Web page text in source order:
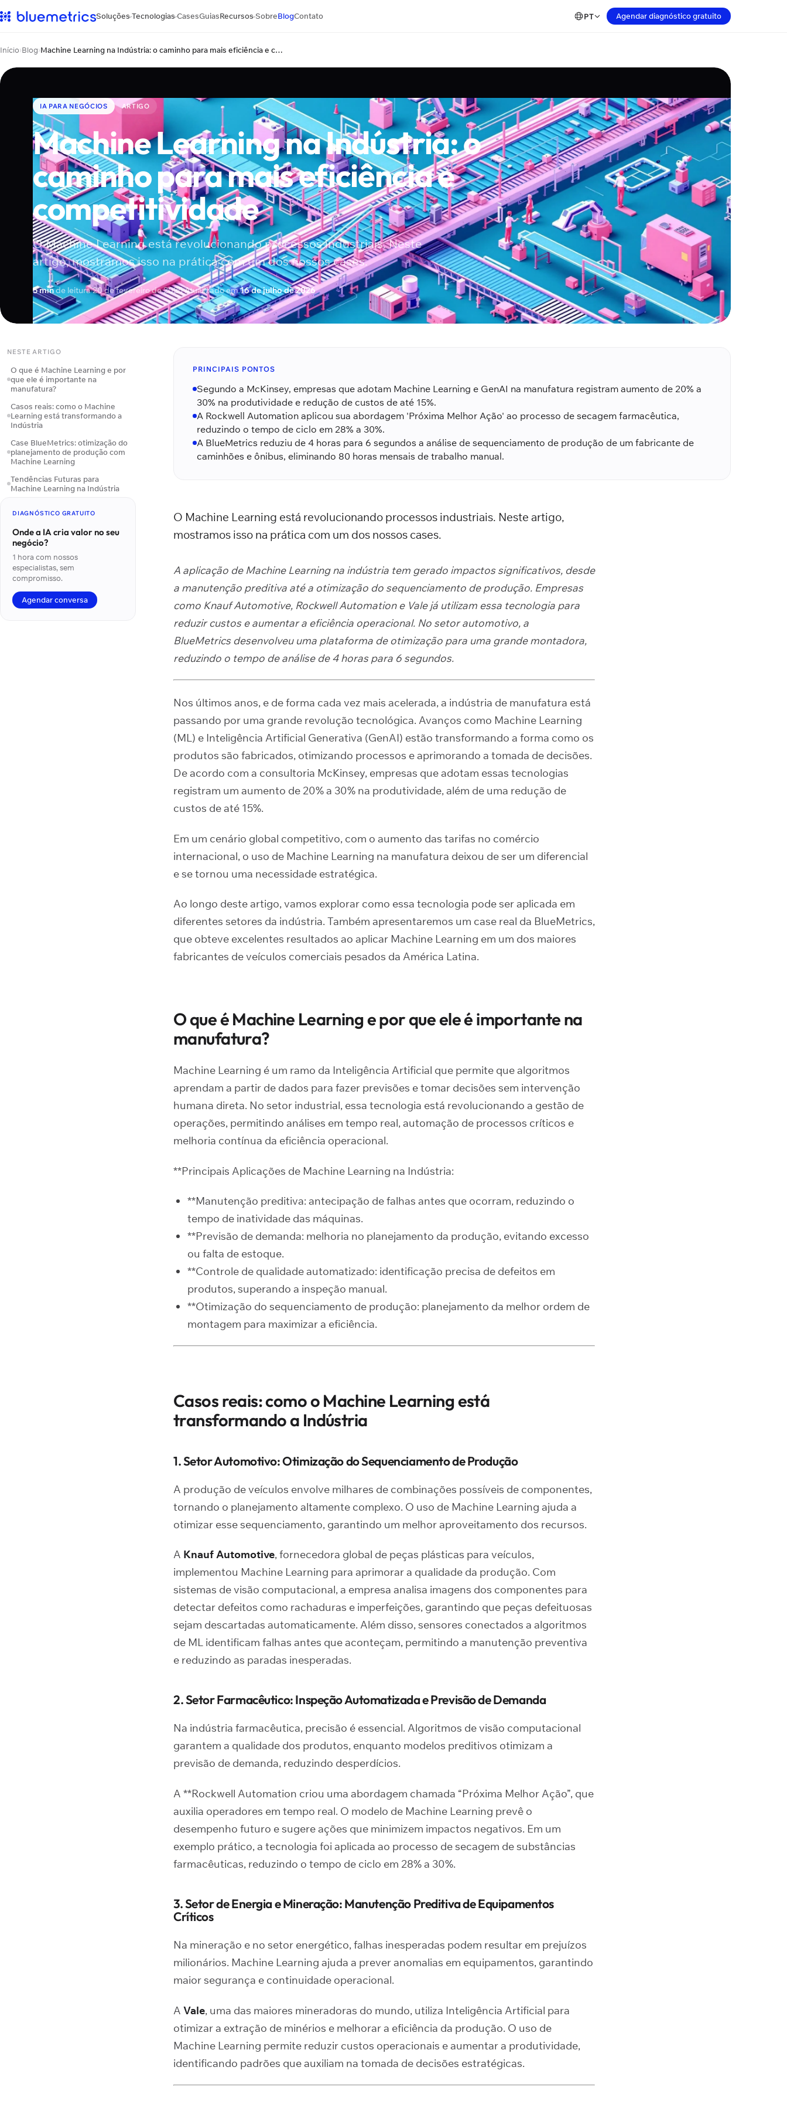
Soluções›Tecnologias›CasesGuiasRecursos›SobreBlogContato PT Agendar diagnóstico gratuito
Início›Blog› Machine Learning na Indústria: o caminho para mais eficiência e competitividade
IA PARA NEGÓCIOS ARTIGO
Machine Learning na Indústria: o
caminho para mais eficiência e
competitividade
O Machine Learning está revolucionando processos industriais. Neste
artigo, mostramos isso na prática com um dos nossos cases.
5 minde leitura·20 de fevereiro de 2025·Atualizado em16 de julho de 2026
NESTE ARTIGO
O que é Machine Learning e por
que ele é importante na
manufatura?
Casos reais: como o Machine
Learning está transformando a
Indústria
Case BlueMetrics: otimização do
planejamento de produção com
Machine Learning
Tendências Futuras para
Machine Learning na Indústria
DIAGNÓSTICO GRATUITO
Onde a IA cria valor no seu
negócio?
1 hora com nossos
especialistas, sem
compromisso.
Agendar conversa
PRINCIPAIS PONTOS
Segundo a McKinsey, empresas que adotam Machine Learning e GenAI na manufatura registram aumento de 20% a
30% na produtividade e redução de custos de até 15%.
A Rockwell Automation aplicou sua abordagem 'Próxima Melhor Ação' ao processo de secagem farmacêutica,
reduzindo o tempo de ciclo em 28% a 30%.
A BlueMetrics reduziu de 4 horas para 6 segundos a análise de sequenciamento de produção de um fabricante de
caminhões e ônibus, eliminando 80 horas mensais de trabalho manual.
O Machine Learning está revolucionando processos industriais. Neste artigo,
mostramos isso na prática com um dos nossos cases.
A aplicação de Machine Learning na indústria tem gerado impactos significativos, desde
a manutenção preditiva até a otimização do sequenciamento de produção. Empresas
como Knauf Automotive, Rockwell Automation e Vale já utilizam essa tecnologia para
reduzir custos e aumentar a eficiência operacional. No setor automotivo, a
BlueMetrics desenvolveu uma plataforma de otimização para uma grande montadora,
reduzindo o tempo de análise de 4 horas para 6 segundos.
Nos últimos anos, e de forma cada vez mais acelerada, a indústria de manufatura está
passando por uma grande revolução tecnológica. Avanços como Machine Learning
(ML) e Inteligência Artificial Generativa (GenAI) estão transformando a forma como os
produtos são fabricados, otimizando processos e aprimorando a tomada de decisões.
De acordo com a consultoria McKinsey, empresas que adotam essas tecnologias
registram um aumento de 20% a 30% na produtividade, além de uma redução de
custos de até 15%.
Em um cenário global competitivo, com o aumento das tarifas no comércio
internacional, o uso de Machine Learning na manufatura deixou de ser um diferencial
e se tornou uma necessidade estratégica.
Ao longo deste artigo, vamos explorar como essa tecnologia pode ser aplicada em
diferentes setores da indústria. Também apresentaremos um case real da BlueMetrics,
que obteve excelentes resultados ao aplicar Machine Learning em um dos maiores
fabricantes de veículos comerciais pesados da América Latina.
O que é Machine Learning e por que ele é importante na
manufatura?
Machine Learning é um ramo da Inteligência Artificial que permite que algoritmos
aprendam a partir de dados para fazer previsões e tomar decisões sem intervenção
humana direta. No setor industrial, essa tecnologia está revolucionando a gestão de
operações, permitindo análises em tempo real, automação de processos críticos e
melhoria contínua da eficiência operacional.
**Principais Aplicações de Machine Learning na Indústria:
**Manutenção preditiva: antecipação de falhas antes que ocorram, reduzindo o
tempo de inatividade das máquinas.
**Previsão de demanda: melhoria no planejamento da produção, evitando excesso
ou falta de estoque.
**Controle de qualidade automatizado: identificação precisa de defeitos em
produtos, superando a inspeção manual.
**Otimização do sequenciamento de produção: planejamento da melhor ordem de
montagem para maximizar a eficiência.
Casos reais: como o Machine Learning está
transformando a Indústria
1. Setor Automotivo: Otimização do Sequenciamento de Produção
A produção de veículos envolve milhares de combinações possíveis de componentes,
tornando o planejamento altamente complexo. O uso de Machine Learning ajuda a
otimizar esse sequenciamento, garantindo um melhor aproveitamento dos recursos.
A Knauf Automotive, fornecedora global de peças plásticas para veículos,
implementou Machine Learning para aprimorar a qualidade da produção. Com
sistemas de visão computacional, a empresa analisa imagens dos componentes para
detectar defeitos como rachaduras e imperfeições, garantindo que peças defeituosas
sejam descartadas automaticamente. Além disso, sensores conectados a algoritmos
de ML identificam falhas antes que aconteçam, permitindo a manutenção preventiva
e reduzindo as paradas inesperadas.
2. Setor Farmacêutico: Inspeção Automatizada e Previsão de Demanda
Na indústria farmacêutica, precisão é essencial. Algoritmos de visão computacional
garantem a qualidade dos produtos, enquanto modelos preditivos otimizam a
previsão de demanda, reduzindo desperdícios.
A **Rockwell Automation criou uma abordagem chamada “Próxima Melhor Ação”, que
auxilia operadores em tempo real. O modelo de Machine Learning prevê o
desempenho futuro e sugere ações que minimizem impactos negativos. Em um
exemplo prático, a tecnologia foi aplicada ao processo de secagem de substâncias
farmacêuticas, reduzindo o tempo de ciclo em 28% a 30%.
3. Setor de Energia e Mineração: Manutenção Preditiva de Equipamentos
Críticos
Na mineração e no setor energético, falhas inesperadas podem resultar em prejuízos
milionários. Machine Learning ajuda a prever anomalias em equipamentos, garantindo
maior segurança e continuidade operacional.
A Vale, uma das maiores mineradoras do mundo, utiliza Inteligência Artificial para
otimizar a extração de minérios e melhorar a eficiência da produção. O uso de
Machine Learning permite reduzir custos operacionais e aumentar a produtividade,
identificando padrões que auxiliam na tomada de decisões estratégicas.